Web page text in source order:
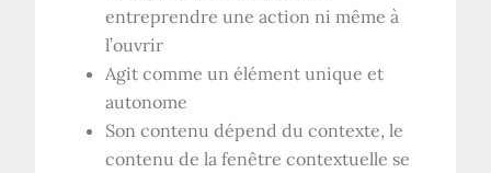
entreprendre une action ni même à
l’ouvrir
Agit comme un élément unique et
autonome
Son contenu dépend du contexte, le
contenu de la fenêtre contextuelle se